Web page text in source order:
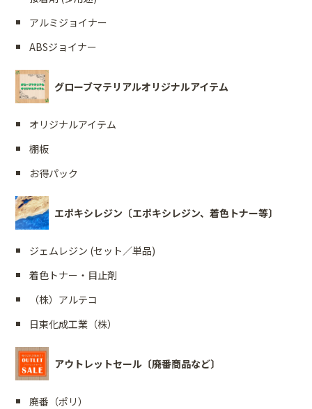
アルミジョイナー
ABSジョイナー
グローブマテリアルオリジナルアイテム
オリジナルアイテム
棚板
お得パック
エポキシレジン〔エポキシレジン、着色トナー等〕
ジェムレジン (セット／単品)
着色トナー・目止剤
（株）アルテコ
日東化成工業（株）
アウトレットセール〔廃番商品など〕
廃番（ポリ）